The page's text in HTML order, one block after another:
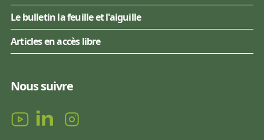
Le bulletin la feuille et l'aiguille
Articles en accès libre
Nous suivre